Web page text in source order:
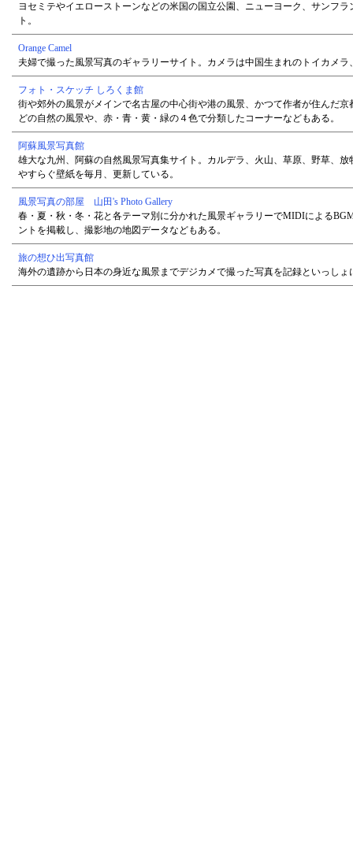
ヨセミテやイエローストーンなどの米国の国立公園、ニューヨーク、サンフ
ト。
Orange Camel
夫婦で撮った風景写真のギャラリーサイト。カメラは中国生まれのトイカメ
フォト・スケッチ しろくま館
街や郊外の風景がメインで名古屋の中心街や港の風景、かつて作者が住んだ
どの自然の風景や、赤・青・黄・緑の４色で分類したコーナーなどもある。
阿蘇風景写真館
雄大な九州、阿蘇の自然風景写真集サイト。カルデラ、火山、草原、野草、
やすらぐ壁紙を毎月、更新している。
風景写真の部屋 山田's Photo Gallery
春・夏・秋・冬・花と各テーマ別に分かれた風景ギャラリーでMIDIによる
ントを掲載し、撮影地の地図データなどもある。
旅の想ひ出写真館
海外の遺跡から日本の身近な風景までデジカメで撮った写真を記録といっし